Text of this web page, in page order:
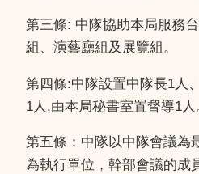
第三條: 中隊協助本局服務
組、演藝廳組及展覽組。
第四條:中隊設置中隊長1人
1人,由本局秘書室置督導1人
第五條：中隊以中隊會議為
為執行單位，幹部會議的成